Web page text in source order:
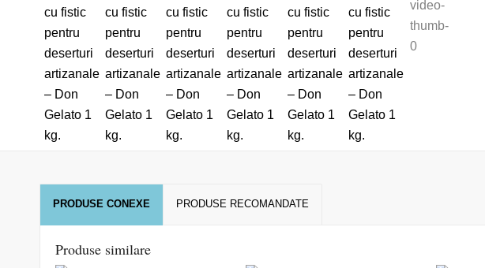
PRODUSE CONEXE PRODUSE RECOMANDATE
Produse similare